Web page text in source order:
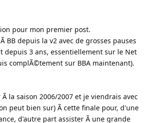
pour mon premier post.
BB depuis la v2 avec de grosses pauses
depuis 3 ans, essentiellement sur le Net
complÃ©tement sur BBA maintenant).
la saison 2006/2007 et je viendrais avec
peut bien sur) Ã cette finale pour, d'une
d'autre part assister Ã une grande